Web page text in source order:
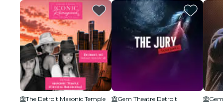
The Detroit Masonic Temple
Gem Theatre Detroit